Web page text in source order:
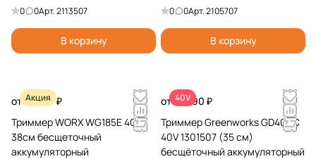
0 0Арт.2113507
В корзину
0 0Арт.2105707
В корзину
Акция
от 18 490 ₽
Триммер WORX WG185E 40V
38см бесщеточный
аккумуляторный
40V
от 14 990 ₽
Триммер Greenworks GD40BC
40V 1301507 (35 см)
бесщёточный аккумуляторный